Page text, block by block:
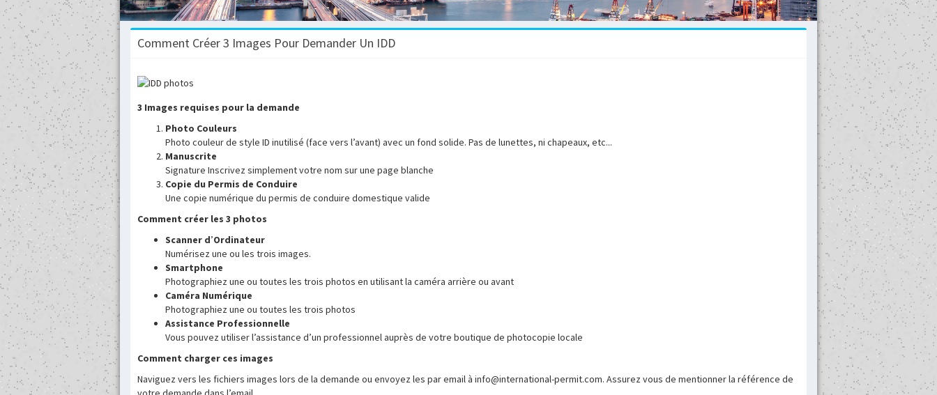
Comment Créer 3 Images Pour Demander Un IDD
3 Images requises pour la demande
Photo Couleurs
Photo couleur de style ID inutilisé (face vers l’avant) avec un fond solide. Pas de lunettes, ni chapeaux, etc...
Manuscrite
Signature Inscrivez simplement votre nom sur une page blanche
Copie du Permis de Conduire
Une copie numérique du permis de conduire domestique valide
Comment créer les 3 photos
Scanner d’Ordinateur
Numérisez une ou les trois images.
Smartphone
Photographiez une ou toutes les trois photos en utilisant la caméra arrière ou avant
Caméra Numérique
Photographiez une ou toutes les trois photos
Assistance Professionnelle
Vous pouvez utiliser l’assistance d’un professionnel auprès de votre boutique de photocopie locale
Comment charger ces images
Naviguez vers les fichiers images lors de la demande ou envoyez les par email à info@international-permit.com. Assurez vous de mentionner la référence de